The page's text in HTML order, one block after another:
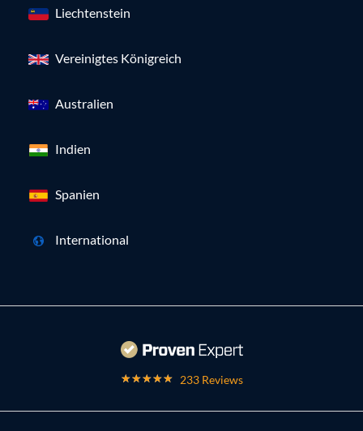
Liechtenstein
Vereinigtes Königreich
Australien
Indien
Spanien
International
233 Reviews